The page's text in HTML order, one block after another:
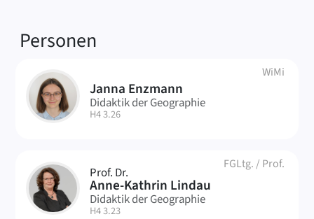
Verknüpfte
Personen
JE Janna Enzmann
WiMi
Didaktik der Geographie
| Raum:
H4 3.26
AL Prof. Dr.
Anne-Kathrin Lindau
FGLtg. / Prof.
Didaktik der Geographie
| Raum:
H4 3.23